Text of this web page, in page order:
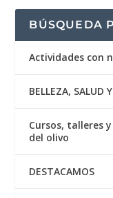
BÚSQUEDA
Actividades con
BELLEZA, SALUD
Cursos, talleres
del olivo
DESTACAMOS